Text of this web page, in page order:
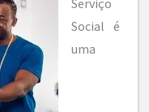
Social é
uma